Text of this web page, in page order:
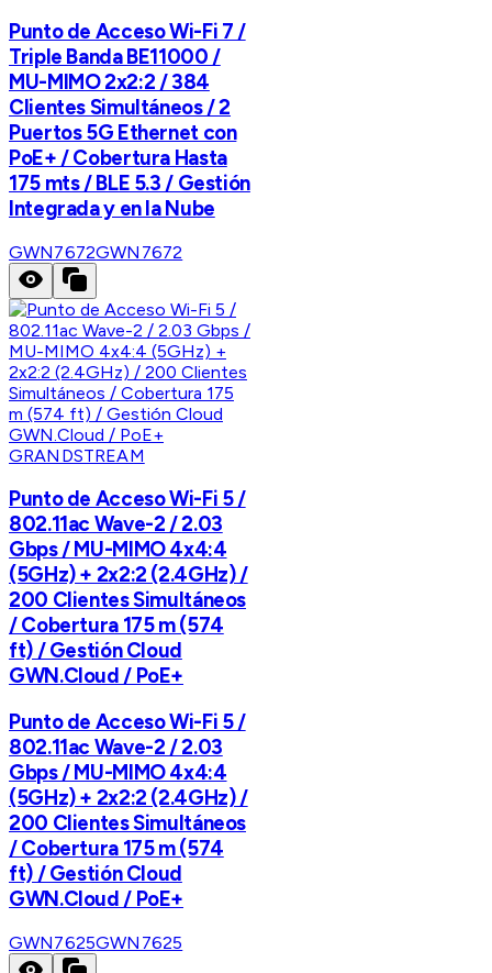
Punto de Acceso Wi-Fi 7 /
Triple Banda BE11000 /
MU-MIMO 2x2:2 / 384
Clientes Simultáneos / 2
Puertos 5G Ethernet con
PoE+ / Cobertura Hasta
175 mts / BLE 5.3 / Gestión
Integrada y en la Nube
GWN7672GWN7672
GRANDSTREAM
Punto de Acceso Wi-Fi 5 /
802.11ac Wave-2 / 2.03
Gbps / MU-MIMO 4x4:4
(5GHz) + 2x2:2 (2.4GHz) /
200 Clientes Simultáneos
/ Cobertura 175 m (574
ft) / Gestión Cloud
GWN.Cloud / PoE+
Punto de Acceso Wi-Fi 5 /
802.11ac Wave-2 / 2.03
Gbps / MU-MIMO 4x4:4
(5GHz) + 2x2:2 (2.4GHz) /
200 Clientes Simultáneos
/ Cobertura 175 m (574
ft) / Gestión Cloud
GWN.Cloud / PoE+
GWN7625GWN7625